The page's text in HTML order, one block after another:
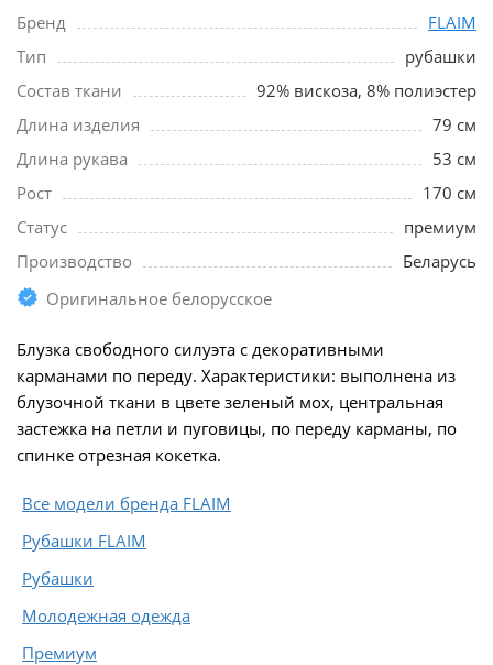
Бренд
FLAIM
Тип
рубашки
Состав ткани
92% вискоза, 8% полиэстер
Длина изделия
79 см
Длина рукава
53 см
Рост
170 см
Статус
премиум
Производство
Беларусь
Оригинальное белорусское
Блузка свободного силуэта с декоративными
карманами по переду. Характеристики: выполнена из
блузочной ткани в цвете зеленый мох, центральная
застежка на петли и пуговицы, по переду карманы, по
спинке отрезная кокетка.
Все модели бренда FLAIM
Рубашки FLAIM
Рубашки
Молодежная одежда
Премиум